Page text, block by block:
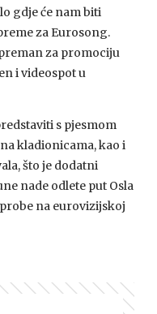
gdje će nam biti
za Eurosong.
za promociju
i videospot u
s pjesmom
kladionicama, kao i
što je dodatni
nade odlete put Osla
na eurovizijskoj